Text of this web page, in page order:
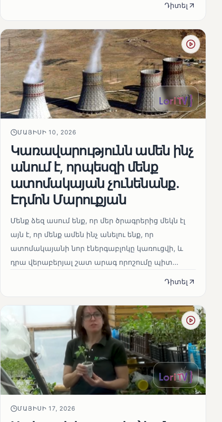
Դիտել
ՄԱՅԻՍԻ 10, 2026
Կառավարությունն ամեն ինչ
անում է, որպեսզի մենք
ատոմակայան չունենանք․
Էդմոն Մարուքյան
Մենք ձեզ ասում ենք, որ մեր ծրագրերից մեկն էլ
այն է, որ մենք ամեն ինչ անելու ենք, որ
ատոմակայանի նոր էներգաբլոկը կառուցվի, և
դրա վերաբերյալ շատ արագ որոշումը պիտ...
Դիտել
ՄԱՅԻՍԻ 17, 2026